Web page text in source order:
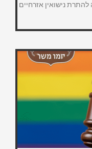
נישואין אזרחיים